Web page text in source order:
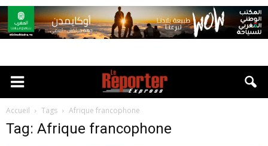
Accueil Tags Afrique francophone
Tag: Afrique francophone